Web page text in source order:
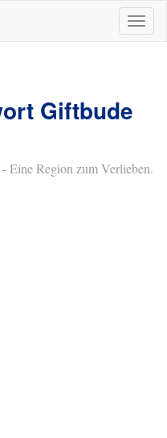
ein-/
Giftbude
Eine Region zum Verlieben.